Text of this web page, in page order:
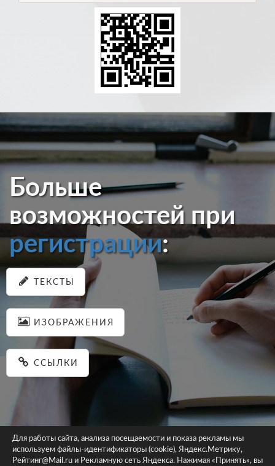
Больше
возможностей при
регистрации:
ТЕКСТЫ
ИЗОБРАЖЕНИЯ
ССЫЛКИ
© 2026 pastein.ru |Пользовательское соглашение|Политика
Для работы сайта, анализа посещаемости и показа рекламы мы
используем файлы-идентификаторы (cookie), Яндекс.Метрику,
Рейтинг@Mail.ru и Рекламную сеть Яндекса. Нажимая «Принять», вы